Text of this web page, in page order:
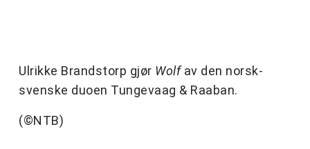
Ulrikke Brandstorp gjør Wolfav den norsk-
svenske duoen Tungevaag & Raaban.
(©NTB)